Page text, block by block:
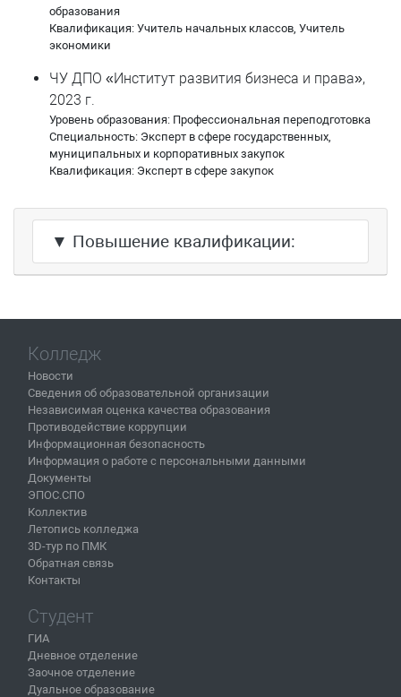
Ситчихин Николай Александрович
Соколова Ольга Васильевна
Сулейманов Эдуард Юнаевич
Тебеньков Владислав Александрович
Чебан Жанна Владимировна
Черняк Елена Акдасовна
Чуклинова Ирина Сергеевна
Чулкова Надежда Дмитриевна
Шерстобитов Евгений Игоревич
Югова Дарья Евгеньевна
Юксеева Наталья Владимировна
Ячейко Ольга Аркадьевна
образования
Квалификация: Учитель начальных классов, Учитель
экономики
ЧУ ДПО «Институт развития бизнеса и права»,
2023 г.
Уровень образования: Профессиональная переподготовка
Специальность: Эксперт в сфере государственных,
муниципальных и корпоративных закупок
Квалификация: Эксперт в сфере закупок
▼ Повышение квалификации:
Колледж
Новости
Сведения об образовательной организации
Независимая оценка качества образования
Противодействие коррупции
Информационная безопасность
Информация о работе с персональными данными
Документы
ЭПОС.СПО
Коллектив
Летопись колледжа
3D-тур по ПМК
Обратная связь
Контакты
Студент
ГИА
Дневное отделение
Заочное отделение
Дуальное образование